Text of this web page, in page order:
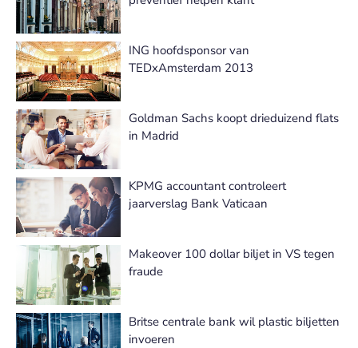
ING hoofdsponsor van
TEDxAmsterdam 2013
Goldman Sachs koopt drieduizend flats
in Madrid
KPMG accountant controleert
jaarverslag Bank Vaticaan
Makeover 100 dollar biljet in VS tegen
fraude
Britse centrale bank wil plastic biljetten
invoeren